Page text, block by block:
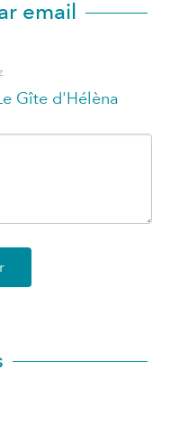
email
Gîte d'Hélèna